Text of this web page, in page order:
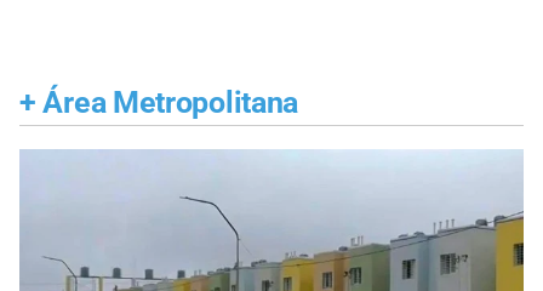
+ Área Metropolitana